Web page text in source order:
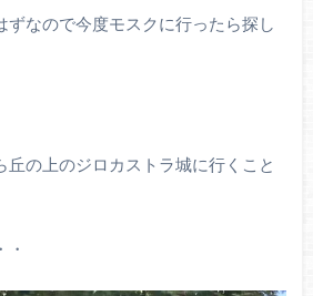
なので今度モスクに行ったら探し
丘の上のジロカストラ城に行くこと